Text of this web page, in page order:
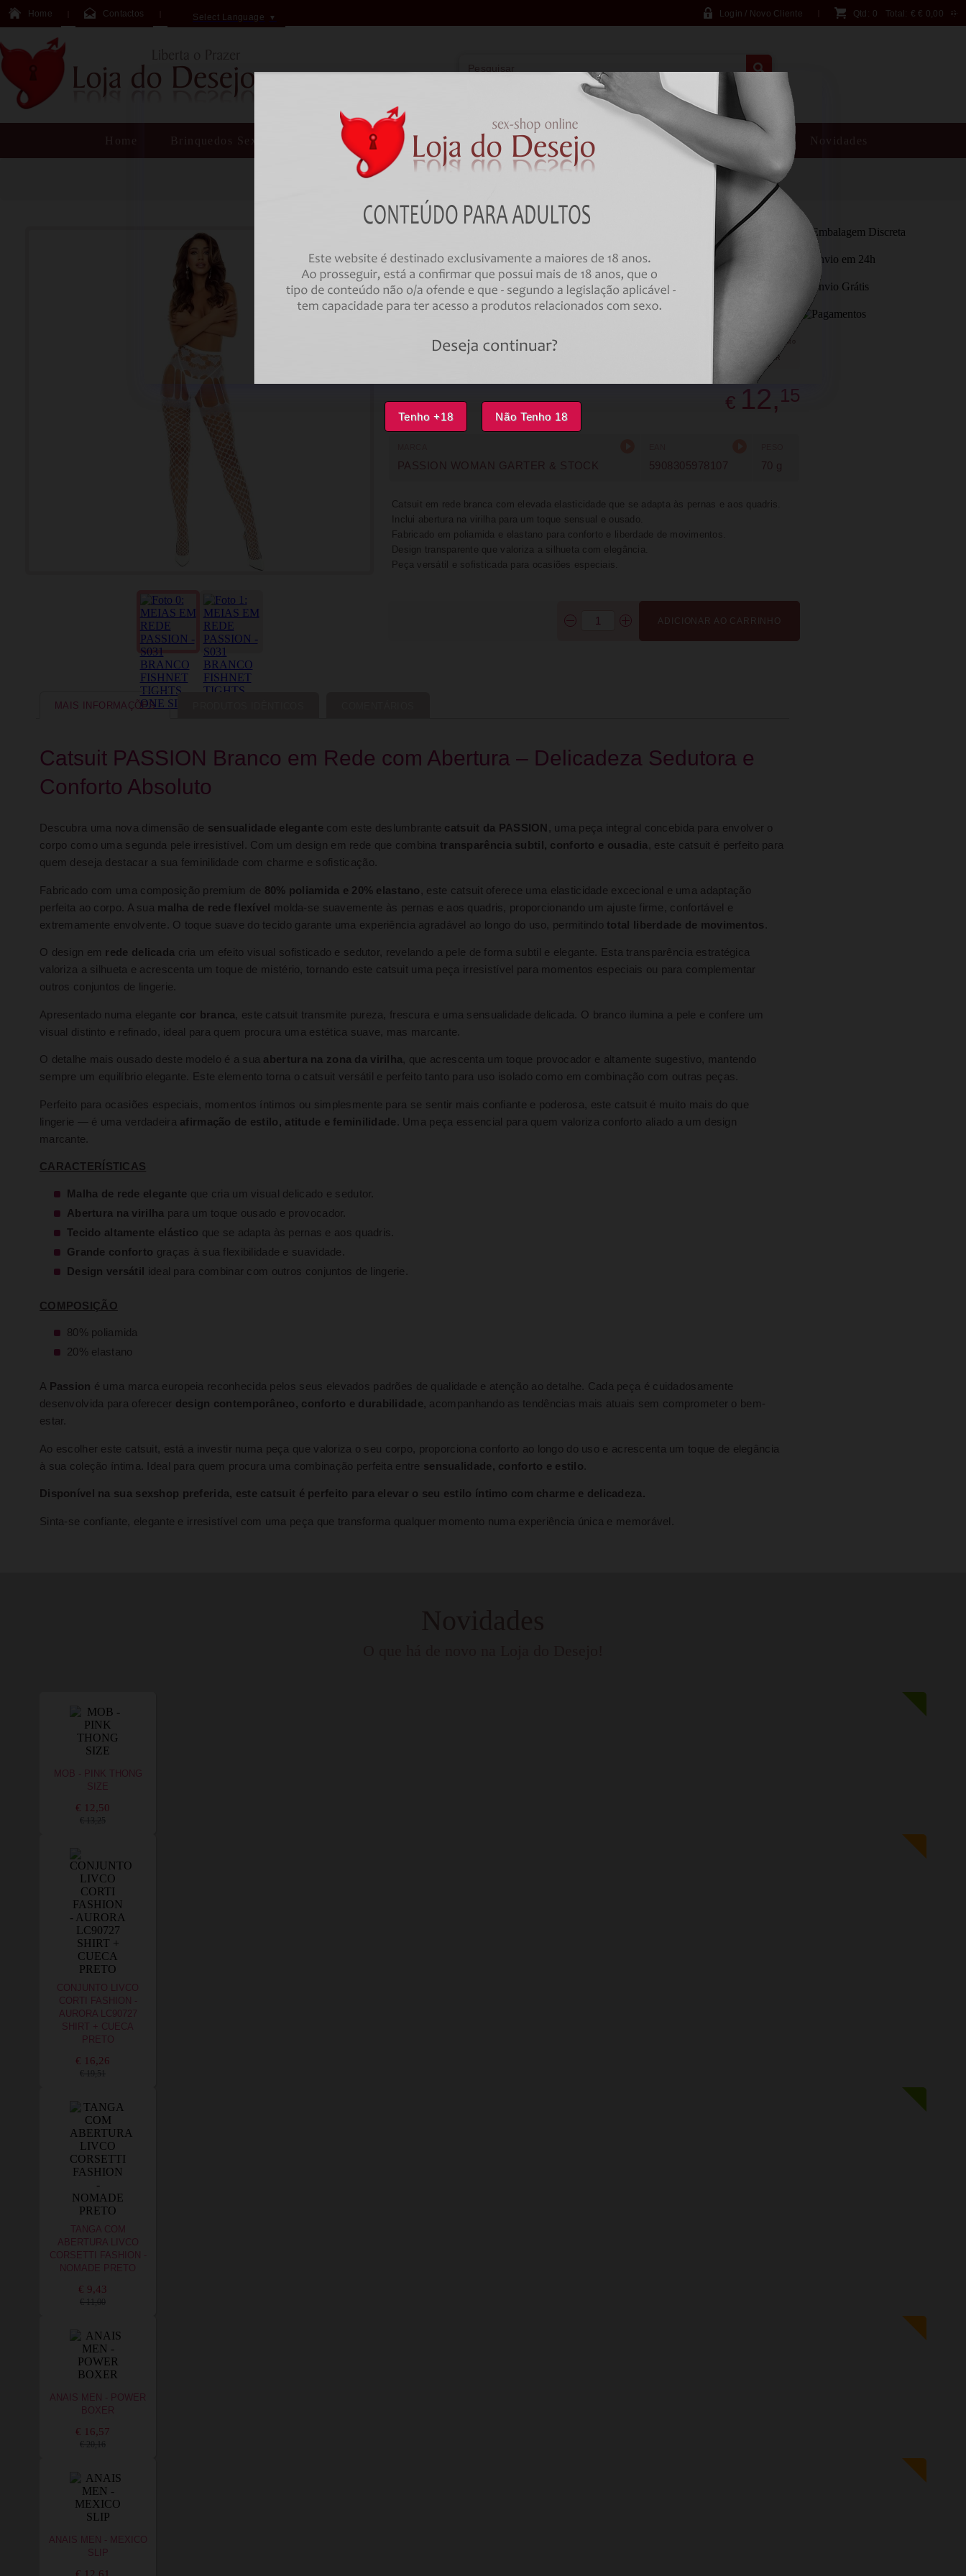
Tenho +18 Não Tenho 18
Home Contactos Select Language ▼ Login / Novo Cliente Qtd: 0 Total: € € 0,00
PESQUISA AVANÇADA
Home Brinquedos Sexuais Vibradores Lingerie Farmácia Brincadeiras Novidades
MEIAS EM REDE PASSION - S031 BRANCO FISHNET
TIGHTS ONE SIZE
Código:00035576
SUGERIR
€ 12, 15
PASSION WOMAN GARTER & STOCK 5908305978107 70 g
Catsuit em rede branca com elevada elasticidade que se adapta às pernas e aos quadris.
Inclui abertura na virilha para um toque sensual e ousado.
Fabricado em poliamida e elastano para conforto e liberdade de movimentos.
Design transparente que valoriza a silhueta com elegância.
Peça versátil e sofisticada para ocasiões especiais.
ADICIONAR AO CARRINHO
MAIS INFORMAÇÕES
Catsuit PASSION Branco em Rede com Abertura – Delicadeza Sedutora e
Conforto Absoluto
Descubra uma nova dimensão de sensualidade elegante com este deslumbrante catsuit da PASSION , uma peça integral concebida para envolver o
corpo como uma segunda pele irresistível. Com um design em rede que combinatransparência subtil, conforto e ousadia , este catsuit é perfeito para
quem deseja destacar a sua feminilidade com charme e sofisticação.
Fabricado com uma composição premium de 80% poliamida e 20% elastano , este catsuit oferece uma elasticidade excecional e uma adaptação
perfeita ao corpo. A sua malha de rede flexível molda-se suavemente às pernas e aos quadris, proporcionando um ajuste firme, confortável e
extremamente envolvente. O toque suave do tecido garante uma experiência agradável ao longo do uso, permitindototal liberdade de movimentos
O design em rede delicada cria um efeito visual sofisticado e sedutor, revelando a pele de forma subtil e elegante. Esta transparência estratégica
valoriza a silhueta e acrescenta um toque de mistério, tornando este catsuit uma peça irresistível para momentos especiais ou para complementar
outros conjuntos de lingerie.
Apresentado numa elegante cor branca, este catsuit transmite pureza, frescura e uma sensualidade delicada. O branco ilumina a pele e confere um
visual distinto e refinado, ideal para quem procura uma estética suave, mas marcante.
O detalhe mais ousado deste modelo é a sua abertura na zona da virilha, que acrescenta um toque provocador e altamente sugestivo, mantendo
sempre um equilíbrio elegante. Este elemento torna o catsuit versátil e perfeito tanto para uso isolado como em combinação com outras peças.
Perfeito para ocasiões especiais, momentos íntimos ou simplesmente para se sentir mais confiante e poderosa, este catsuit é muito mais do que
lingerie — é uma verdadeira afirmação de estilo, atitude e feminilidade
. Uma peça essencial para quem valoriza conforto aliado a um design
marcante.
CARACTERÍSTICAS
Malha de rede elegante que cria um visual delicado e sedutor.
Abertura na virilha para um toque ousado e provocador.
Tecido altamente elástico que se adapta às pernas e aos quadris.
Grande conforto graças à sua flexibilidade e suavidade.
Design versátil ideal para combinar com outros conjuntos de lingerie.
COMPOSIÇÃO
80% poliamida
20% elastano
A Passion é uma marca europeia reconhecida pelos seus elevados padrões de qualidade e atenção ao detalhe. Cada peça é cuidadosamente
desenvolvida para oferecer design contemporâneo, conforto e durabilidade, acompanhando as tendências mais atuais sem comprometer o bem-
estar.
Ao escolher este catsuit, está a investir numa peça que valoriza o seu corpo, proporciona conforto ao longo do uso e acrescenta um toque de elegância
à sua coleção íntima. Ideal para quem procura uma combinação perfeita entre sensualidade, conforto e estilo
Disponível na sua sexshop preferida, este catsuit é perfeito para elevar o seu estilo íntimo com charme e delicadeza.
Sinta-se confiante, elegante e irresistível com uma peça que transforma qualquer momento numa experiência única e memorável.
MOB - PINK THONG
SIZE
€ 12,50
€ 13,25
CONJUNTO LIVCO
CORTI FASHION -
AURORA LC90727
SHIRT + CUECA
PRETO
€ 16,26
€ 19,51
TANGA COM
ABERTURA LIVCO
CORSETTI FASHION -
NOMADE PRETO
€ 9,43
€ 11,00
ANAIS MEN - POWER
BOXER
€ 16,57
€ 20,16
ANAIS MEN - MEXICO
SLIP